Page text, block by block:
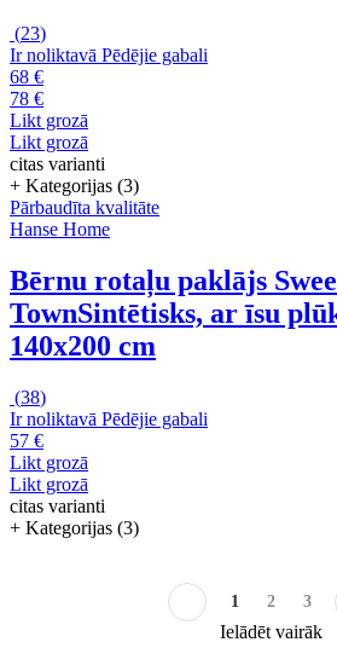
(23)
Ir noliktavā Pēdējie gabali
68 €
78 €
Likt grozā
Likt grozā
citas varianti
+ Kategorijas (3)
Pārbaudīta kvalitāte
Hanse Home
Bērnu rotaļu paklājs
TownSintētisks, ar īsu
140x200 cm
(38)
Ir noliktavā Pēdējie gabali
57 €
Likt grozā
Likt grozā
citas varianti
+ Kategorijas (3)
1 2 3
Ielādēt vairāk